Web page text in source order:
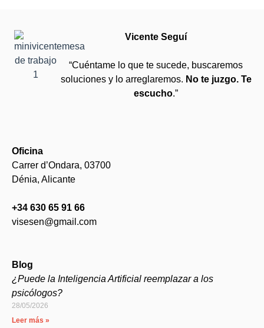
Vicente Seguí
“Cuéntame lo que te sucede, buscaremos
soluciones y lo arreglaremos. No te juzgo. Te
escucho.”
Oficina
Carrer d’Ondara, 03700
Dénia, Alicante
+34 630 65 91 66
visesen@gmail.com
Blog
¿Puede la Inteligencia Artificial reemplazar a los
psicólogos?
28/05/2026
Leer más »